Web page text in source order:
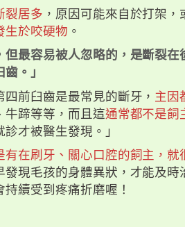
裂居多 ，原因可能來自於打架，
生於咬硬物 。
但最容易被人忽略的，是斷裂在
。」
前臼齒是最常見的斷牙， 主因
牛蹄等等，而且這通常都不是飼
才被醫生發現。」
有在刷牙、關心口腔的飼主，就
發現毛孩的身體異狀，才能及時
續受到疼痛折磨喔！